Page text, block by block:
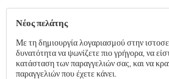
Νέος πελάτης
Με τη δημιουργία λογαριασμού στην
δυνατότητα να ψωνίζετε πιο γρήγορα, να
κατάσταση των παραγγελιών σας, και να
παραγγελιών που έχετε κάνει.